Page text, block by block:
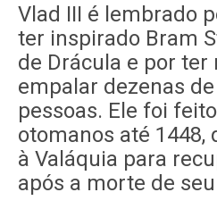
Vlad III é lembrado
ter inspirado Bram
de Drácula e por ter
empalar dezenas
pessoas. Ele foi
otomanos até 1448,
à Valáquia para
após a morte de